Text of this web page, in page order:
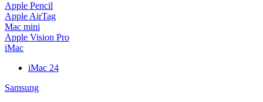
Apple Pencil
Apple AirTag
Mac mini
Apple Vision Pro
iMac
iMac 24
Samsung